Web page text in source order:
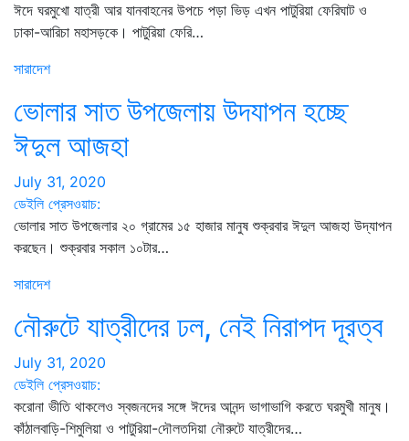
ঈদে ঘরমুখো যাত্রী আর যানবাহনের উপচে পড়া ভিড় এখন পাটুরিয়া ফেরিঘাট ও
ঢাকা-আরিচা মহাসড়কে। পাটুরিয়া ফেরি…
সারাদেশ
ভোলার সাত উপজেলায় উদযাপন হচ্ছে
ঈদুল আজহা
July 31, 2020
ডেইলি প্রেসওয়াচ:
ভোলার সাত উপজেলার ২০ গ্রামের ১৫ হাজার মানুষ শুক্রবার ঈদুল আজহা উদ্যাপন
করছেন। শুক্রবার সকাল ১০টার…
সারাদেশ
নৌরুটে যাত্রীদের ঢল, নেই নিরাপদ দূরত্ব
July 31, 2020
ডেইলি প্রেসওয়াচ:
করোনা ভীতি থাকলেও স্বজনদের সঙ্গে ঈদের আনন্দ ভাগাভাগি করতে ঘরমুখী মানুষ।
কাঁঠালবাড়ি-শিমুলিয়া ও পাটুরিয়া-দৌলতদিয়া নৌরুটে যাত্রীদের…